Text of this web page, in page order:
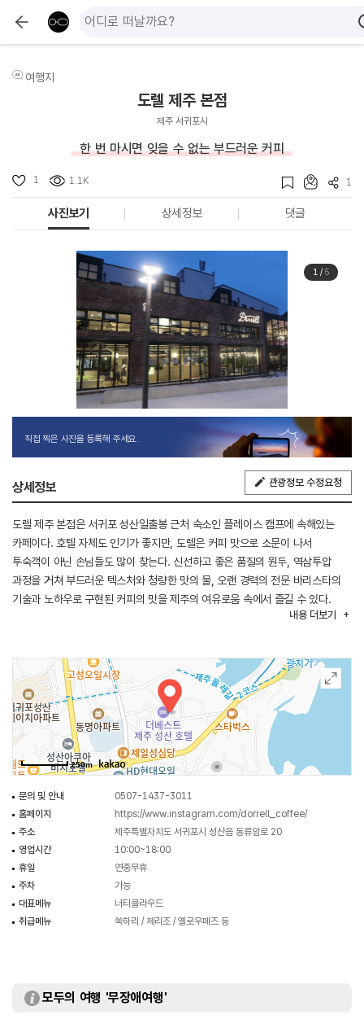
여행지
도렐 제주 본점
제주 서귀포시
한 번 마시면 잊을 수 없는 부드러운 커피
1 1.1K 1
사진보기 상세정보 댓글
1/ 5
직접 찍은 사진을 등록해 주세요.
상세정보 관광정보 수정요청
도렐 제주 본점은 서귀포 성산일출봉 근처 숙소인 플레이스 캠프에 속해있는
카페이다. 호텔 자체도 인기가 좋지만, 도렐은 커피 맛으로 소문이 나서
투숙객이 아닌 손님들도 많이 찾는다. 신선하고 좋은 품질의 원두, 역삼투압
과정을 거쳐 부드러운 텍스처와 청량한 맛의 물, 오랜 경력의 전문 바리스타의
기술과 노하우로 구현된 커피의 맛을 제주의 여유로움 속에서 즐길 수 있다.
또한, 다양한 베이커리도 준비되어 있다. 시그니처인 너티클라우드는 땅콩 크림
언제나 손님으로 북적인다. 제주 햇살이 가득한 카페 도렐에서 여유있는 휴식을
즐길 수 있다.
내용 더보기
250m
문의 및 안내
0507-1437-3011
홈페이지
https://www.instagram.com/dorrell_coffee/
주소
제주특별자치도 서귀포시 성산읍 동류암로 20
영업시간
10:00~18:00
휴일
연중무휴
주차
가능
대표메뉴
너티클라우드
취급메뉴
쑥하리 / 체리조 / 옐로우페즈 등
모두의 여행 '무장애여행'